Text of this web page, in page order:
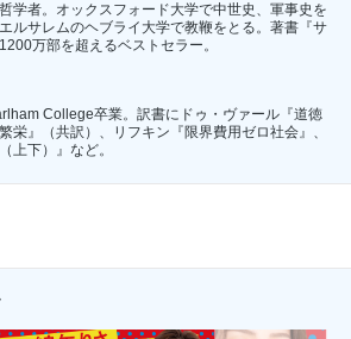
学者。オックスフォード大学で中世史、軍事史を
ルサレムのヘブライ大学で教鞭をとる。著書『サ
万部を超えるベストセラー。
College卒業。訳書にドゥ・ヴァール『道徳
栄』（共訳）、リフキン『限界費用ゼロ社会』、
上下）』など。